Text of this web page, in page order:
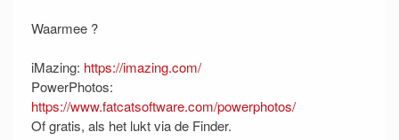
Waarmee ?
iMazing: https://imazing.com/
PowerPhotos:
https://www.fatcatsoftware.com/powerphotos/
Of gratis, als het lukt via de Finder.